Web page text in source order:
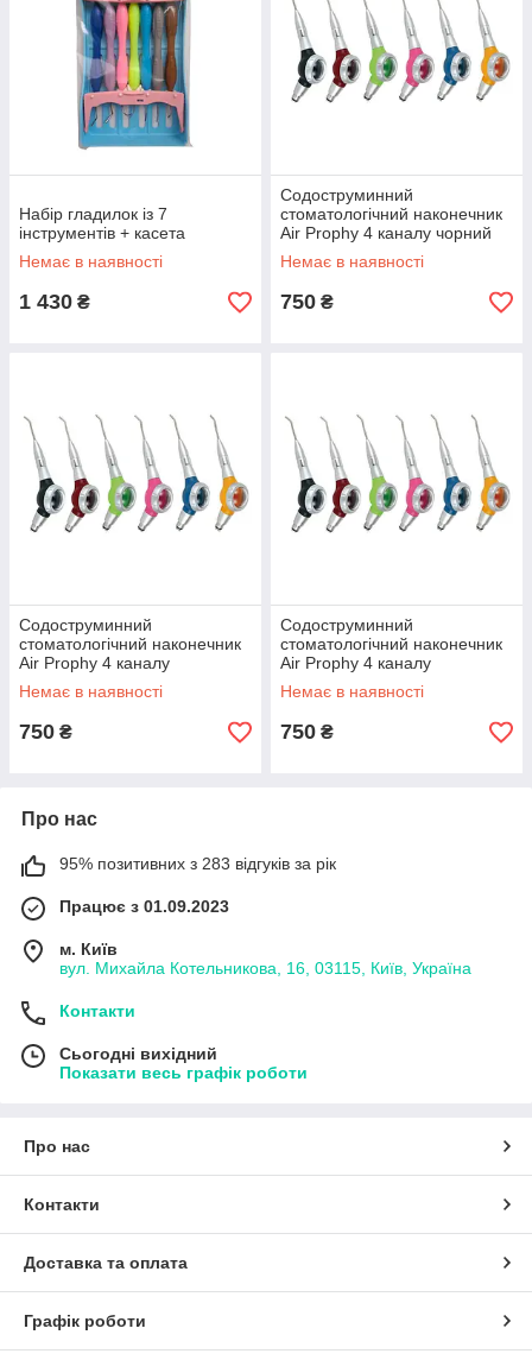
Набір гладилок із 7
інструментів + ​​касета
Немає в наявності
1 430 ₴
Содоструминний
стоматологічний наконечник
Air Prophy 4 каналу чорний
Немає в наявності
750 ₴
Содоструминний
стоматологічний наконечник
Air Prophy 4 каналу
блакитний
Немає в наявності
750 ₴
Содоструминний
стоматологічний наконечник
Air Prophy 4 каналу
помаранчевий
Немає в наявності
750 ₴
Про нас
95% позитивних з 283 відгуків за рік
Працює з 01.09.2023
м. Київ
вул. Михайла Котельникова, 16, 03115, Київ, Україна
Контакти
Сьогодні вихідний
Показати весь графік роботи
Про нас
Контакти
Доставка та оплата
Графік роботи